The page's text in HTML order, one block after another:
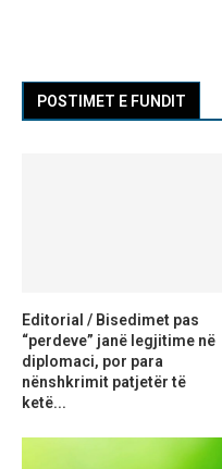
POSTIMET E FUNDIT
Editorial / Bisedimet pas
“perdeve” janë legjitime në
diplomaci, por para
nënshkrimit patjetër të
ketë...